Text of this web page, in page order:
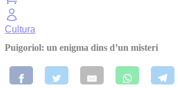
Cultura
Puigoriol: un enigma dins d’un misteri